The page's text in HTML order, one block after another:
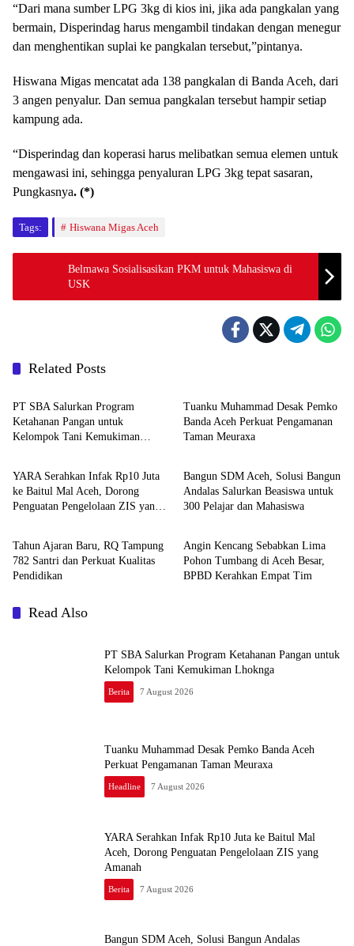
“Dari mana sumber LPG 3kg di kios ini, jika ada pangkalan yang
bermain, Disperindag harus mengambil tindakan dengan menegur
dan menghentikan suplai ke pangkalan tersebut,”pintanya.
Hiswana Migas mencatat ada 138 pangkalan di Banda Aceh, dari
3 angen penyalur. Dan semua pangkalan tersebut hampir setiap
kampung ada.
“Disperindag dan koperasi harus melibatkan semua elemen untuk
mengawasi ini, sehingga penyaluran LPG 3kg tepat sasaran,
Pungkasnya. (*)
Tags: Hiswana Migas Aceh
Belmawa Sosialisasikan PKM untuk Mahasiswa di
USK
Related Posts
Berita
PT SBA Salurkan Program
Ketahanan Pangan untuk
Kelompok Tani Kemukiman
Tuanku Muhammad Desak Pemko
Banda Aceh Perkuat Pengamanan
Taman Meuraxa
Berita
YARA Serahkan Infak Rp10 Juta
ke Baitul Mal Aceh, Dorong
Penguatan Pengelolaan ZIS yang
Berita
Bangun SDM Aceh, Solusi Bangun
Andalas Salurkan Beasiswa untuk
300 Pelajar dan Mahasiswa
Berita
Tahun Ajaran Baru, RQ Tampung
782 Santri dan Perkuat Kualitas
Pendidikan
Daerah
Angin Kencang Sebabkan Lima
Pohon Tumbang di Aceh Besar,
BPBD Kerahkan Empat Tim
Read Also
PT SBA Salurkan Program Ketahanan Pangan untuk
Kelompok Tani Kemukiman Lhoknga
Berita 7 August 2026
Tuanku Muhammad Desak Pemko Banda Aceh
Perkuat Pengamanan Taman Meuraxa
Headline 7 August 2026
YARA Serahkan Infak Rp10 Juta ke Baitul Mal
Aceh, Dorong Penguatan Pengelolaan ZIS yang
Amanah
Berita 7 August 2026
Bangun SDM Aceh, Solusi Bangun Andalas